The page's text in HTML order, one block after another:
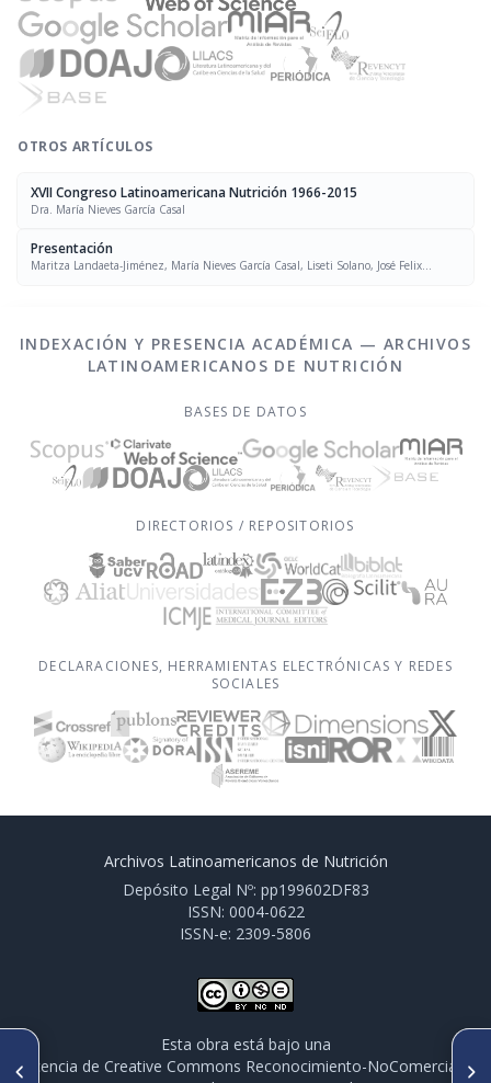
OTROS ARTÍCULOS
XVII Congreso Latinoamericana Nutrición 1966-2015
Dra. María Nieves García Casal
Presentación
Maritza Landaeta-Jiménez, María Nieves García Casal, Liseti Solano, José Felix
ARTÍCULO ANTERIOR
PO409. ACTIVIDAD FÍSICA
SIGUIENTE ARTÍCULO
PO413. LAS VITAMINAS
INDEXACIÓN Y PRESENCIA ACADÉMICA — ARCHIVOS
LATINOAMERICANOS DE NUTRICIÓN
BASES DE DATOS
DIRECTORIOS / REPOSITORIOS
DECLARACIONES, HERRAMIENTAS ELECTRÓNICAS Y REDES
SOCIALES
Archivos Latinoamericanos de Nutrición
Depósito Legal Nº: pp199602DF83
ISSN: 0004-0622
ISSN-e: 2309-5806
Esta obra está bajo una
licencia de Creative Commons Reconocimiento-NoComercial-